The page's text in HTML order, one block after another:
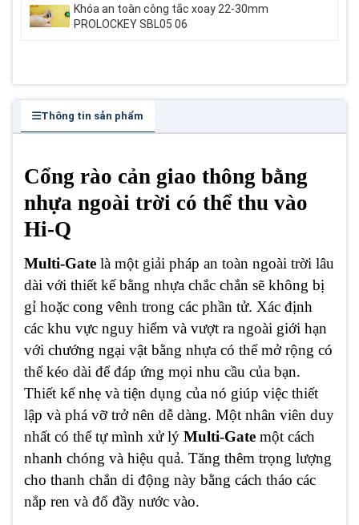
Khóa an toàn công tắc xoay 22-30mm
PROLOCKEY SBL05 06
Thông tin sản phẩm
Cổng rào cản giao thông bằng
nhựa ngoài trời có thể thu vào
Hi-Q
Multi-Gate là một giải pháp an toàn ngoài trời lâu
dài với thiết kế bằng nhựa chắc chắn sẽ không bị
gỉ hoặc cong vênh trong các phần tử. Xác định
các khu vực nguy hiểm và vượt ra ngoài giới hạn
với chướng ngại vật bằng nhựa có thể mở rộng có
thể kéo dài để đáp ứng mọi nhu cầu của bạn.
Thiết kế nhẹ và tiện dụng của nó giúp việc thiết
lập và phá vỡ trở nên dễ dàng. Một nhân viên duy
nhất có thể tự mình xử lý Multi-Gate một cách
nhanh chóng và hiệu quả. Tăng thêm trọng lượng
cho thanh chắn di động này bằng cách tháo các
nắp ren và đổ đầy nước vào.